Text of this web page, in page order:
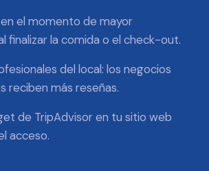
el momento de mayor
finalizar la comida o el check-out.
del local: los negocios
reciben más reseñas.
de TripAdvisor en tu sitio web
acceso.